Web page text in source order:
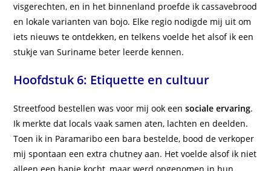
visgerechten, en in het binnenland proefde ik cassavebrood
en lokale varianten van bojo. Elke regio nodigde mij uit om
iets nieuws te ontdekken, en telkens voelde het alsof ik een
stukje van Suriname beter leerde kennen.
Hoofdstuk 6: Etiquette en cultuur
Streetfood bestellen was voor mij ook eensociale ervaring.
Ik merkte dat locals vaak samen aten, lachten en deelden.
Toen ik in Paramaribo een bara bestelde, bood de verkoper
mij spontaan een extra chutney aan. Het voelde alsof ik niet